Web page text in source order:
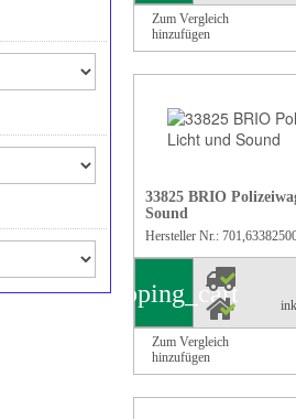
Zum Vergleich
hinzufügen
33825 BRIO
Sound
Hersteller Nr.:
shopping_cart
Zum Vergleich
hinzufügen